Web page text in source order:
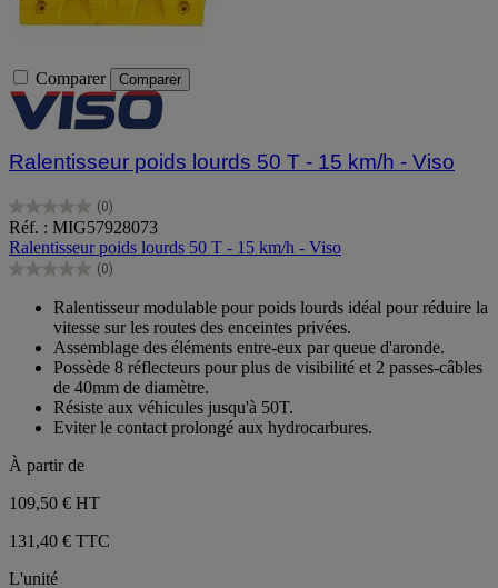
Comparer Comparer
Ralentisseur poids lourds 50 T - 15 km/h - Viso
(0)
0.0
sur
5
étoiles.
Réf. : MIG57928073
Ralentisseur poids lourds 50 T - 15 km/h - Viso
(0)
0.0
étoiles.
Ralentisseur modulable pour poids lourds idéal pour réduire la
vitesse sur les routes des enceintes privées.
Assemblage des éléments entre-eux par queue d'aronde.
Possède 8 réflecteurs pour plus de visibilité et 2 passes-câbles
de 40mm de diamètre.
Résiste aux véhicules jusqu'à 50T.
Eviter le contact prolongé aux hydrocarbures.
À partir de
109,50 € HT
131,40 € TTC
L'unité